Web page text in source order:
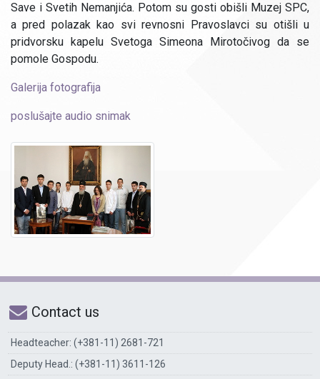
Save i Svetih Nemanjića. Potom su gosti obišli Muzej SPC,
a pred polazak kao svi revnosni Pravoslavci su otišli u
pridvorsku kapelu Svetoga Simeona Mirotočivog da se
pomole Gospodu.
Galerija fotografija
poslušajte audio snimak
Contact us
Headteacher: (+381-11) 2681-721
Deputy Head.: (+381-11) 3611-126